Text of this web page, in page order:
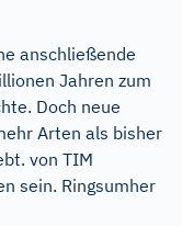
anschließende
Jahren zum
Doch neue
Arten als bisher
von TIM
sein. Ringsumher